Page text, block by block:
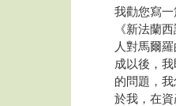
我勸您寫
《新法蘭
人對馬爾
成以後，
的問題，
於我，在